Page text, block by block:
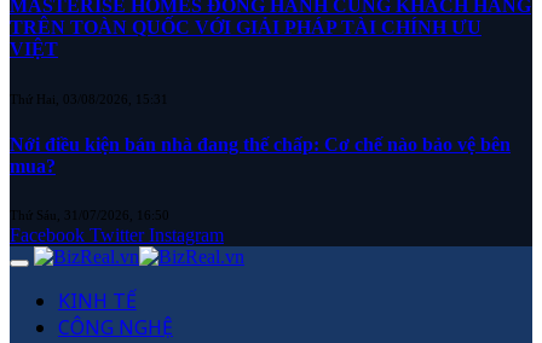
MASTERISE HOMES ĐỒNG HÀNH CÙNG KHÁCH HÀNG
TRÊN TOÀN QUỐC VỚI GIẢI PHÁP TÀI CHÍNH ƯU
VIỆT
Thứ Hai, 03/08/2026, 15:31
Nới điều kiện bán nhà đang thế chấp: Cơ chế nào bảo vệ bên
mua?
Thứ Sáu, 31/07/2026, 16:50
Facebook Twitter Instagram
KINH TẾ
CÔNG NGHỆ